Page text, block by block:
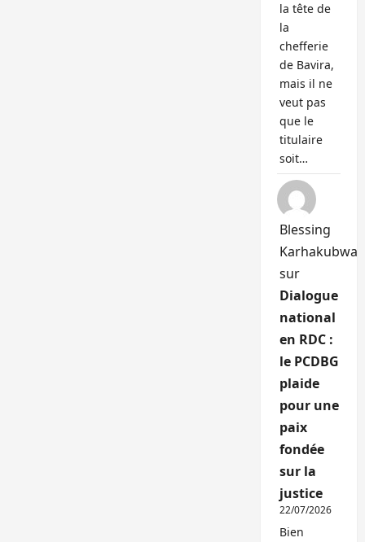
la tête de
la
chefferie
de Bavira,
mais il ne
veut pas
que le
titulaire
soit…
Blessing
Karhakubwa
sur
Dialogue
national
en RDC :
le PCDBG
plaide
pour une
paix
fondée
sur la
justice
22/07/2026
Bien